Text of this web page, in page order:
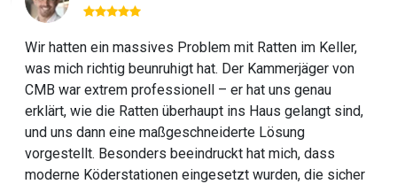
Wir hatten ein massives Problem mit Ratten im Keller,
was mich richtig beunruhigt hat. Der Kammerjäger von
CMB war extrem professionell – er hat uns genau
erklärt, wie die Ratten überhaupt ins Haus gelangt sind,
und uns dann eine maßgeschneiderte Lösung
vorgestellt. Besonders beeindruckt hat mich, dass
moderne Köderstationen eingesetzt wurden, die sicher